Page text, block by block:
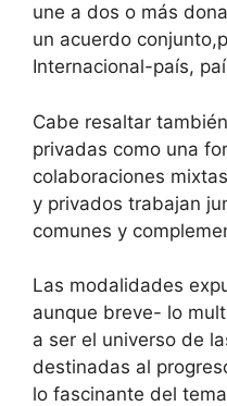
une a dos o más
un acuerdo
Internacional-país,
Cabe resaltar
privadas como una
colaboraciones
y privados trabajan
comunes y
Las modalidades
aunque breve- lo
a ser el universo de
destinadas al
lo fascinante del